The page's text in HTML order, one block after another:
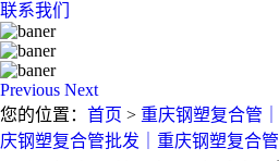
联系我们
Previous Next
您的位置： 首页 > 重庆钢塑复合管
庆钢塑复合管批发｜重庆钢塑复合